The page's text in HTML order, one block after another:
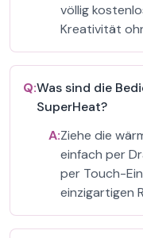
völlig
Kreativität
Q:Was sind die
SuperHeat?
A:Ziehe die
einfach per
per Touch-
einzigartigen